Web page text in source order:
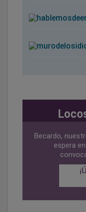
Becardo,
espera